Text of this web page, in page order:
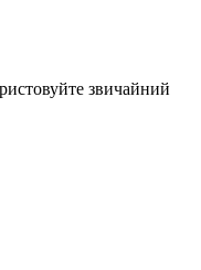
звичайний